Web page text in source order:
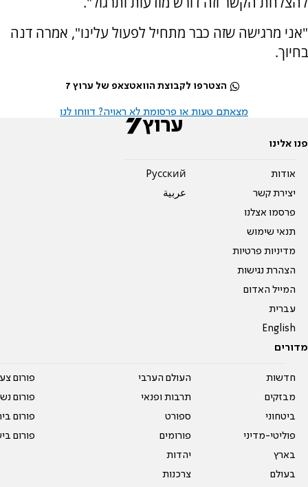
"אני מרגישה שזה כבר מתחיל לפעול עלינו", אמרה דנה
בחיוך.
הצטרפו לקבוצת הוואטצאפ של ערוץ 7
מצאתם טעות או פרסומת לא ראויה? דווחו לנו
פנו אלינו
אודות
יצירת קשר
פרסמו אצלנו
תנאי שימוש
מדיניות פרטיות
הצהרת נגישות
המייל האדום
עברית
English
Pусский
عربية
מדורים
חדשות
מבזקים
ביטחוני
פוליטי-מדיני
בארץ
בעולם
העולם הערבי
תרבות ופנאי
ספורט
פורומים
יהדות
צרכנות
פורום
פורום
פורום
פורום